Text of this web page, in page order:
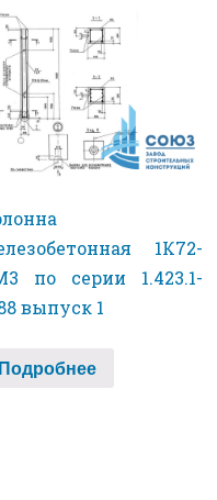
1К72-
по серии 1.423.1-
выпуск 1
Подробнее